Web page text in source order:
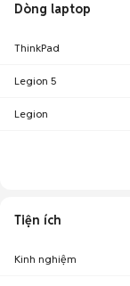
Dòng laptop
ThinkPad
Legion 5
Legion
Tiện ích
Kinh nghiệm